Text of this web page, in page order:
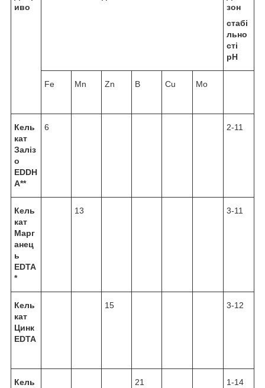
иво
зон
стабі
льно
сті
рН
Fe Mn Zn B Cu Mo
Кель
кат
Заліз
о
EDDH
A**
6 2-11
Кель
кат
Марг
анец
ь
EDTA
*
13 3-11
Кель
кат
Цинк
EDTA
15 3-12
Кель
21 1-14